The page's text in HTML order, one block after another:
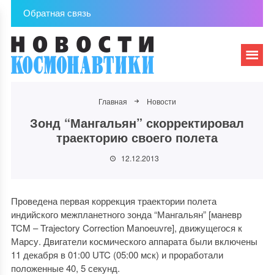
Обратная связь
Главная Новости
Зонд “Мангальян” скорректировал
траекторию своего полета
12.12.2013
Проведена первая коррекция траектории полета
индийского межпланетного зонда “Мангальян” [маневр
TCM – Trajectory Correction Manoeuvre], движущегося к
Марсу. Двигатели космического аппарата были включены
11 декабря в 01:00 UTC (05:00 мск) и проработали
положенные 40, 5 секунд.